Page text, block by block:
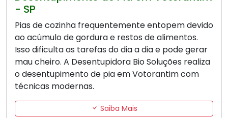
- SP
Pias de cozinha frequentemente entopem devido
ao acúmulo de gordura e restos de alimentos.
Isso dificulta as tarefas do dia a dia e pode gerar
mau cheiro. A Desentupidora Bio Soluções realiza
o desentupimento de pia em Votorantim com
técnicas modernas.
Saiba Mais